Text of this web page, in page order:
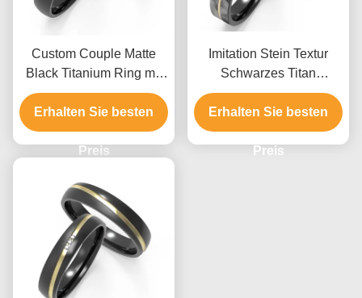
Custom Couple Matte
Black Titanium Ring mit
diagonaler K-Gold-
Einsatz Zirkon-Design
Erhalten Sie besten
Preis
Imitation Stein Textur
Schwarzes Titan
Schmuck mit K Gold Ring
Set Zirkon Paar Ring
Erhalten Sie besten
Preis